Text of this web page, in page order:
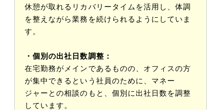
休憩が取れるリカバリータイムを活用し、体調
を整えながら業務を続けられるようにしていま
す。
・個別の出社日数調整：
在宅勤務がメインであるものの、オフィスの方
が集中できるという社員のために、マネー
ジャーとの相談のもと、個別に出社日数を調整
しています。